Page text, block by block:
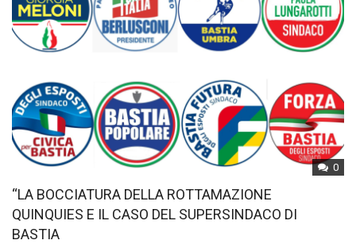
0
“LA BOCCIATURA DELLA ROTTAMAZIONE
QUINQUIES E IL CASO DEL SUPERSINDACO DI
BASTIA